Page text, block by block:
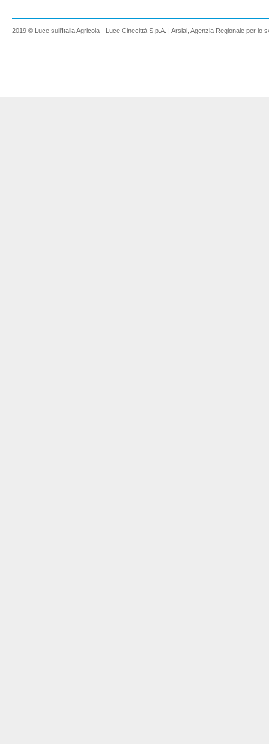
2019 © Luce sull'Italia Agricola - Luce Cinecittà S.p.A. | Arsial, Agenzia Regionale per